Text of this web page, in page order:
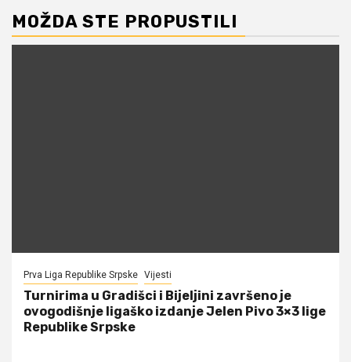
MOŽDA STE PROPUSTILI
Prva Liga Republike Srpske Vijesti
Turnirima u Gradišci i Bijeljini završeno je
ovogodišnje ligaško izdanje Jelen Pivo 3×3 lige
Republike Srpske